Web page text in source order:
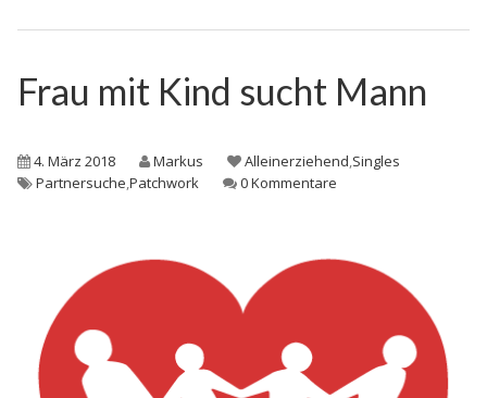
Frau mit Kind sucht Mann
4. März 2018 Markus Alleinerziehend,Singles
Partnersuche,Patchwork 0 Kommentare